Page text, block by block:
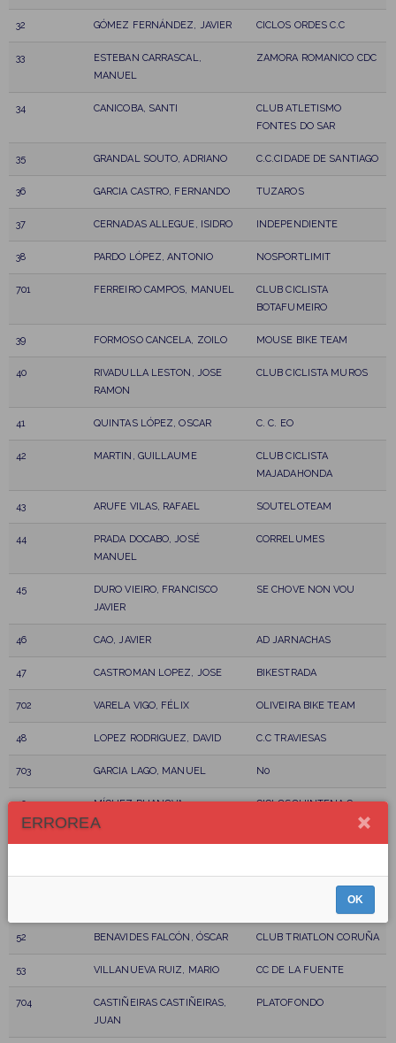
32 GÓMEZ FERNÁNDEZ, JAVIER CICLOS ORDES C.C
33
ESTEBAN CARRASCAL,
MANUEL
ZAMORA ROMANICO CDC
34 CANICOBA, SANTI
CLUB ATLETISMO
FONTES DO SAR
35 GRANDAL SOUTO, ADRIANO C.C.CIDADE DE SANTIAGO
36 GARCIA CASTRO, FERNANDO TUZAROS
37 CERNADAS ALLEGUE, ISIDRO INDEPENDIENTE
38 PARDO LÓPEZ, ANTONIO NOSPORTLIMIT
701 FERREIRO CAMPOS, MANUEL
CLUB CICLISTA
BOTAFUMEIRO
39 FORMOSO CANCELA, ZOILO MOUSE BIKE TEAM
40
RIVADULLA LESTON, JOSE
RAMON
CLUB CICLISTA MUROS
41 QUINTAS LÓPEZ, OSCAR C. C. EO
42 MARTIN, GUILLAUME
CLUB CICLISTA
MAJADAHONDA
43 ARUFE VILAS, RAFAEL SOUTELOTEAM
44
PRADA DOCABO, JOSÉ
MANUEL
CORRELUMES
45
DURO VIEIRO, FRANCISCO
JAVIER
SE CHOVE NON VOU
46 CAO, JAVIER AD JARNACHAS
47 CASTROMAN LOPEZ, JOSE BIKESTRADA
702 VARELA VIGO, FÉLIX OLIVEIRA BIKE TEAM
48 LOPEZ RODRIGUEZ, DAVID C.C TRAVIESAS
703 GARCIA LAGO, MANUEL N0
49
MÍGUEZ RUANOVA,
ALEJANDRO
CICLOSQUINTENA C.
PEÑA CICLISTA MONTE
52 BENAVIDES FALCÓN, ÓSCAR CLUB TRIATLON CORUÑA
53 VILLANUEVA RUIZ, MARIO CC DE LA FUENTE
704
CASTIÑEIRAS CASTIÑEIRAS,
JUAN
PLATOFONDO
ERROREA
OK